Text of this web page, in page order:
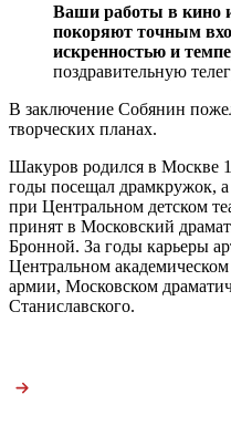
Ваши работы в кино
покоряют точным
искренностью и
поздравительную
В заключение Собянин
творческих планах.
Шакуров родился в Москве
годы посещал драмкружок,
при Центральном детском
принят в Московский
Бронной. За годы карьеры
Центральном
армии, Московском
Станиславского.